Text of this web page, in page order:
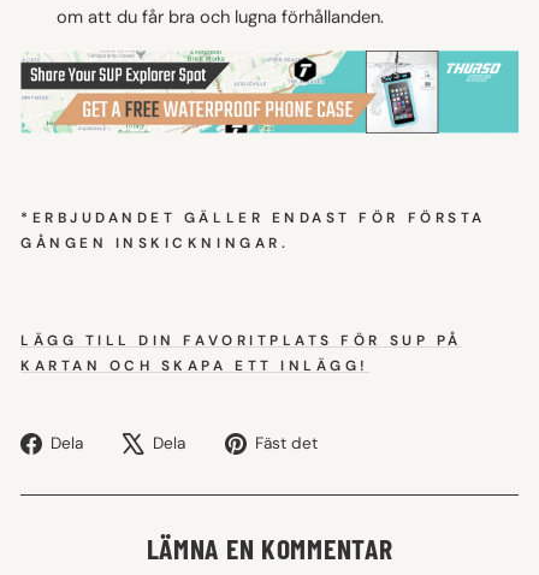
om att du får bra och lugna förhållanden.
*ERBJUDANDET GÄLLER ENDAST FÖR FÖRSTA
GÅNGEN INSKICKNINGAR.
LÄGG TILL DIN FAVORITPLATS FÖR SUP PÅ
KARTAN OCH SKAPA ETT INLÄGG!
Dela
Dela
Dela
Tweet Fäst det
LÄMNA EN KOMMENTAR